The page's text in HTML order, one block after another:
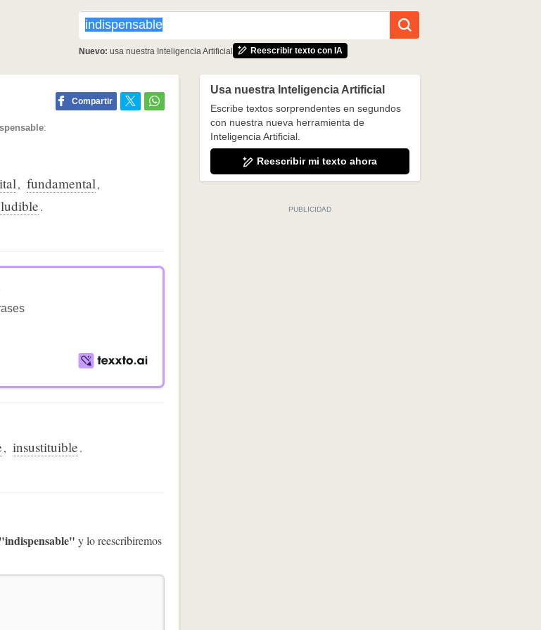
Nuevo: usa nuestra Inteligencia Artificial Reescribir texto con IA
Compartir
:
, fundamental,
.
, insustituible.
"indispensable" y lo reescribiremos
Usa nuestra Inteligencia Artificial
Escribe textos sorprendentes en segundos
con nuestra nueva herramienta de
Inteligencia Artificial.
Reescribir mi texto ahora